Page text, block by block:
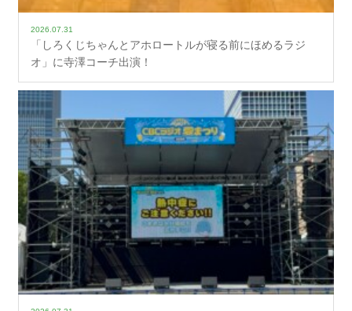
2026.07.31
「しろくじちゃんとアホロートルが寝る前にほめるラジ
オ」に寺澤コーチ出演！